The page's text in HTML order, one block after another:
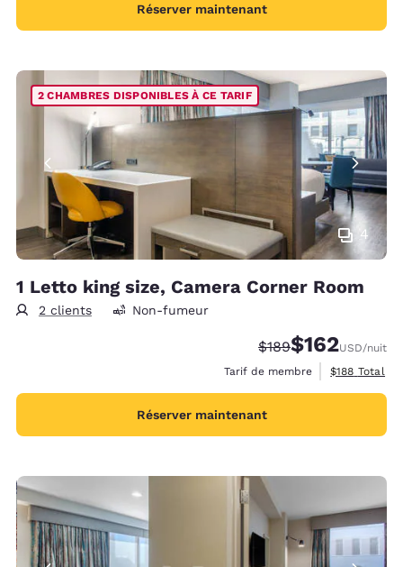
Réserver maintenant
4
2 CHAMBRES DISPONIBLES À CE TARIF
1 Letto king size, Camera Corner Room
2 clients Non-fumeur
Tarif barré :
$189Tarif réduit :
$162USD/nuit
Tarif de membre
Afficher les
$188 Total
Réserver maintenant